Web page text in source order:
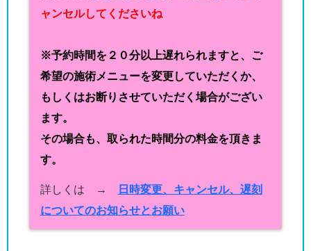
ャンセルしてくださいね
※予約時間を２０分以上遅れられますと、ご
希望の施術メニューを変更していただくか、
もしくはお断りさせていただく場合がござい
ます。
その場合も、取られた時間分の料金を頂きま
す。
詳しくは →
日時変更、キャンセル、遅刻
についてのお知らせとお願い